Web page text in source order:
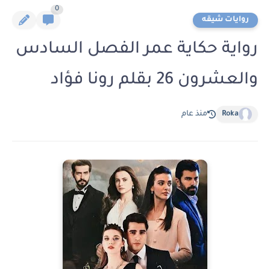
روايات شيقه
0
رواية حكاية عمر الفصل السادس
والعشرون 26 بقلم رونا فؤاد
Roka منذ عام